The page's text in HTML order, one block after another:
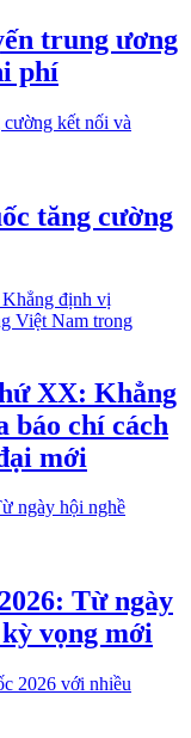
trung ương
phí
tăng cường
XX: Khẳng
báo chí cách
mới
Từ ngày
vọng mới